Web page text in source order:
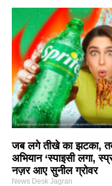
जब लगे तीखे का झटका,
अभियान ‘स्पाइसी लगा,
नज़र आए सुनील ग्रोवर
News Desk Jagran